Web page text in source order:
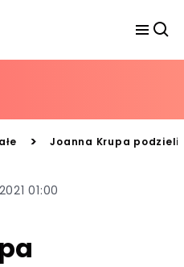
> Joanna Krupa
01:00